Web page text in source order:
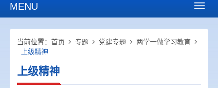
MENU
当前位置： 首页 专题 党建专题
两学一做学习教育
上级精神
上级精神